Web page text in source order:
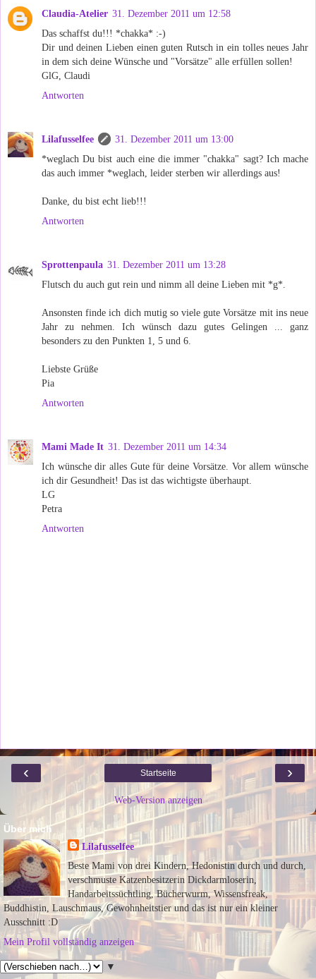
Claudia-Atelier 31. Dezember 2011 um 12:58
Das schaffst du!!! *chakka* :-)
Dir und deinen Lieben einen guten Rutsch in ein tolles neues Jahr
in dem sich deine Wünsche und "Vorsätze" alle erfüllen sollen!
GlG, Claudi
Antworten
Lilafusselfee
31. Dezember 2011 um 13:00
*weglach Du bist auch eine die immer "chakka" sagt? Ich mache
das auch immer *weglach, leider sterben wir allerdings aus!
Danke, du bist echt lieb!!!
Antworten
Sprottenpaula 31. Dezember 2011 um 13:28
Flutsch du auch gut rein und nimm all deine Lieben mit *g*.
Ansonsten finde ich dich mutig so viele gute Vorsätze mit ins neue
Jahr zu nehmen. Ich wünsch dazu gutes Gelingen ... ganz
besonders zu den Punkten 1, 5 und 6.
Liebste Grüße
Pia
Antworten
Mami Made It 31. Dezember 2011 um 14:34
Ich wünsche dir alles Gute für deine Vorsätze. Vor allem wünsche
ich dir Gesundheit! Das ist das wichtigste überhaupt.
LG
Petra
Antworten
‹ ›
Startseite
Web-Version anzeigen
Über mich
Lilafusselfee
Beste Mami von drei Kindern, Hedonistin durch und durch,
verschmuste Katzenbesitzerin Dickdarmloserin,
Handarbeitssüchtling, Bücherwurm, Wissensfreak,
Buddhistin, Lauschmaus, Gewohnheitstier und das ist nur ein kleiner
Ausschnitt :D
Mein Profil vollständig anzeigen
▼